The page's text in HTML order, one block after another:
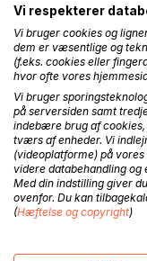
BESKRIVELSE
En excentrisk
er på flugt gennem
regnskove; en
fundet død i sit
banebrydende
Assisis eventyrlige
der skjuler sig i en
Vi respekterer
Vi bruger cookies og
dem er væsentlige og
(f.eks. cookies eller
hvor ofte vores
Vi bruger
på serversiden samt
indebære brug af
tværs af enheder. Vi
(videoplatforme) på
videre databehandling
Med din indstilling giver
ovenfor. Du kan
(Hæftelse og copyright)